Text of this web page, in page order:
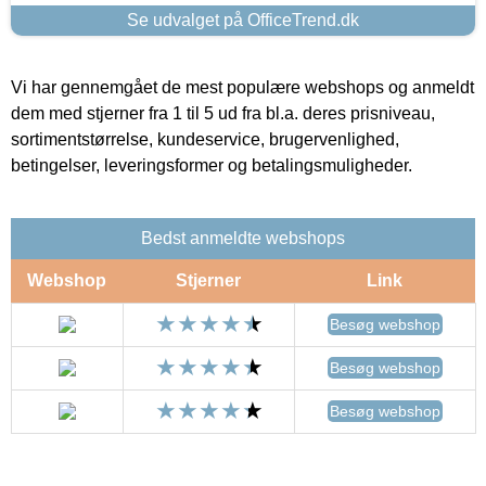
Se udvalget på OfficeTrend.dk
Vi har gennemgået de mest populære webshops og anmeldt
dem med stjerner fra 1 til 5 ud fra bl.a. deres prisniveau,
sortimentstørrelse, kundeservice, brugervenlighed,
betingelser, leveringsformer og betalingsmuligheder.
Bedst anmeldte webshops
Webshop Stjerner Link
Besøg webshop
Besøg webshop
Besøg webshop